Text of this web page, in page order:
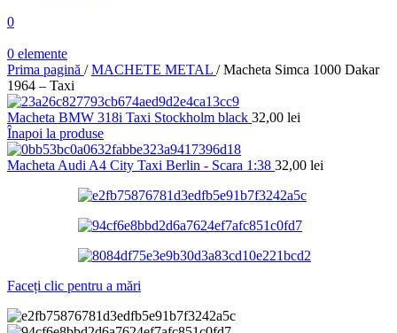
0
0 elemente
Prima pagină / MACHETE METAL / Macheta Simca 1000 Dakar
1964 – Taxi
Macheta BMW 318i Taxi Stockholm black 32,00 lei
Înapoi la produse
Macheta Audi A4 City Taxi Berlin - Scara 1:38 32,00 lei
Faceți clic pentru a mări